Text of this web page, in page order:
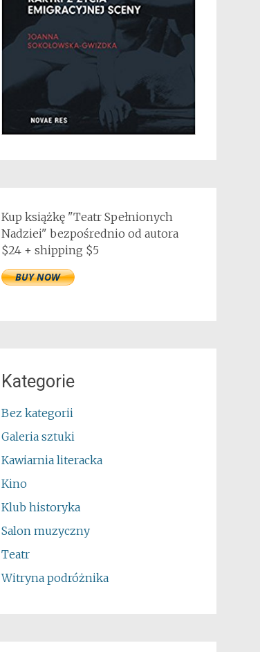
Kup książkę "Teatr Spełnionych
Nadziei" bezpośrednio od autora
$24 + shipping $5
Kategorie
Bez kategorii
Galeria sztuki
Kawiarnia literacka
Kino
Klub historyka
Salon muzyczny
Teatr
Witryna podróżnika